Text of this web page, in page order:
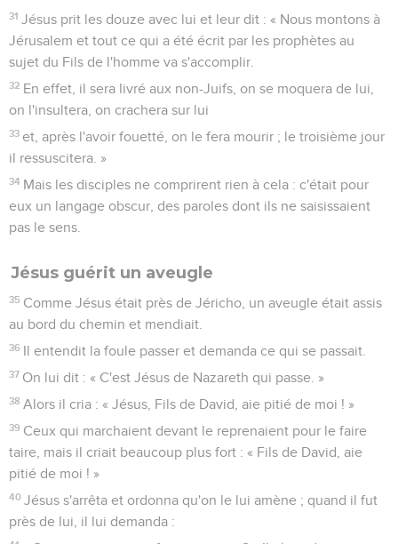
31 Jésus prit les douze avec lui et leur dit : « Nous montons à
Jérusalem et tout ce qui a été écrit par les prophètes au
sujet du Fils de l'homme va s'accomplir.
32 En effet, il sera livré aux non-Juifs, on se moquera de lui,
on l'insultera, on crachera sur lui
33 et, après l'avoir fouetté, on le fera mourir ; le troisième jour
il ressuscitera. »
34 Mais les disciples ne comprirent rien à cela : c'était pour
eux un langage obscur, des paroles dont ils ne saisissaient
pas le sens.
Jésus guérit un aveugle
35 Comme Jésus était près de Jéricho, un aveugle était assis
au bord du chemin et mendiait.
36 Il entendit la foule passer et demanda ce qui se passait.
37 On lui dit : « C'est Jésus de Nazareth qui passe. »
38 Alors il cria : « Jésus, Fils de David, aie pitié de moi ! »
39 Ceux qui marchaient devant le reprenaient pour le faire
taire, mais il criait beaucoup plus fort : « Fils de David, aie
pitié de moi ! »
40 Jésus s'arrêta et ordonna qu'on le lui amène ; quand il fut
près de lui, il lui demanda :